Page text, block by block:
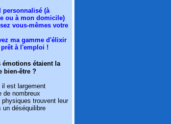
personnalisé (à
ou à mon domicile)
vous-mêmes votre
ma gamme d'élixir
à l'emploi !
émotions étaient la
bien-être ?
il est largement
de nombreux
trouvent leur
un déséquilibre